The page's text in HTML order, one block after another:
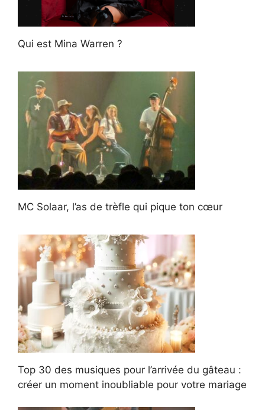
Qui est Mina Warren ?
MC Solaar, l’as de trèfle qui pique ton cœur
Top 30 des musiques pour l’arrivée du gâteau :
créer un moment inoubliable pour votre mariage